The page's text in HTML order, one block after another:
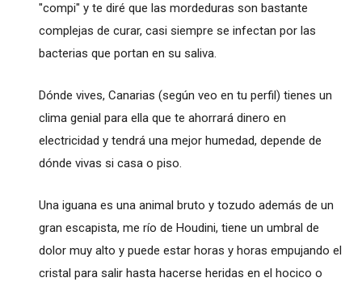
"compi" y te diré que las mordeduras son bastante
complejas de curar, casi siempre se infectan por las
bacterias que portan en su saliva.
Dónde vives, Canarias (según veo en tu perfil) tienes un
clima genial para ella que te ahorrará dinero en
electricidad y tendrá una mejor humedad, depende de
dónde vivas si casa o piso.
Una iguana es una animal bruto y tozudo además de un
gran escapista, me río de Houdini, tiene un umbral de
dolor muy alto y puede estar horas y horas empujando el
cristal para salir hasta hacerse heridas en el hocico o